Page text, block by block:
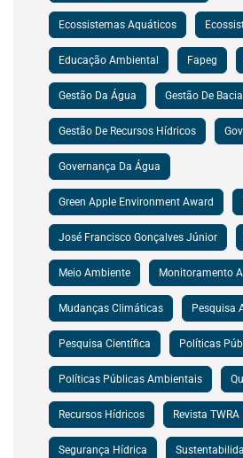
Ecossistemas Aquáticos
Educação Ambiental Fapeg
Gestão Da Água Gestão De
Gestão De Recursos Hídricos
Governança Da Água
Green Apple Environment Award
José Francisco Gonçalves Júnior
Meio Ambiente Monitoramento
Mudanças Climáticas Pesquisa
Pesquisa Científica Políticas
Políticas Públicas Ambientais
Recursos Hídricos Revista TWRA
Segurança Hídrica